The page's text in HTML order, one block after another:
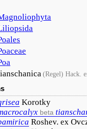
(Regel) Hack.
Korotky
beta
Roshev. ex